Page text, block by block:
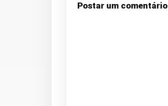
Postar um comentário